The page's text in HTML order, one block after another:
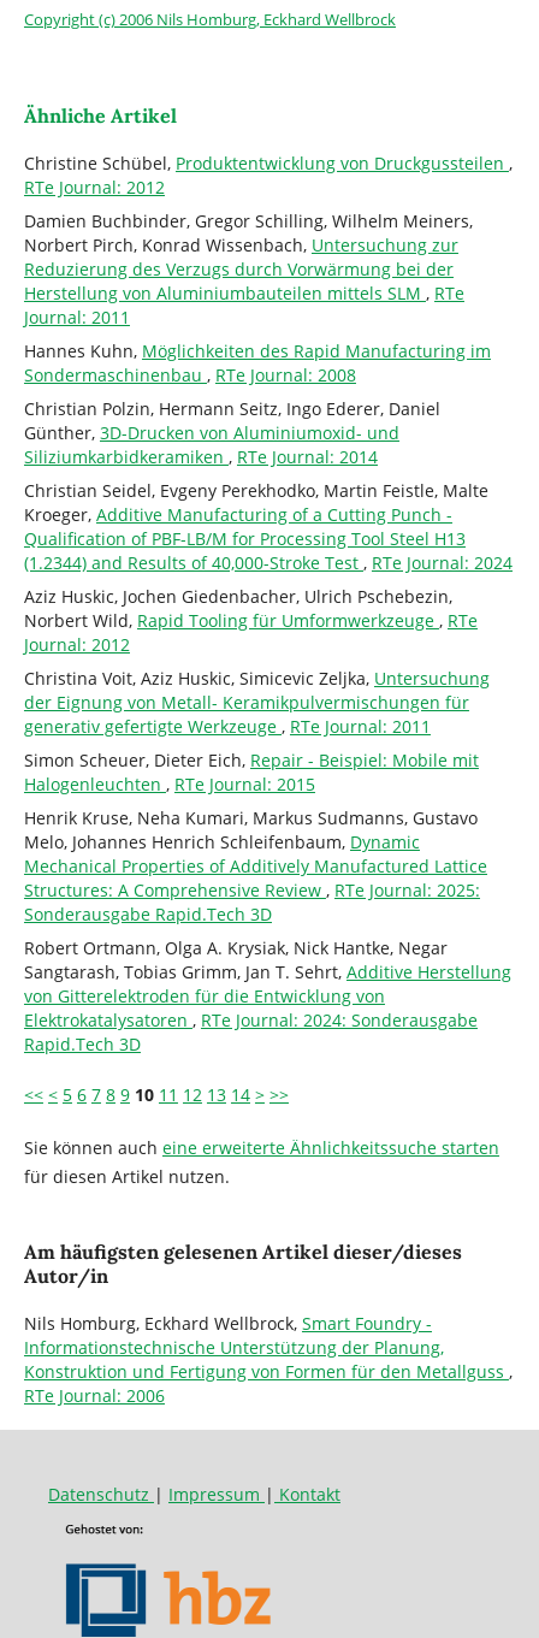
Copyright (c) 2006 Nils Homburg, Eckhard Wellbrock
Ähnliche Artikel
Christine Schübel, Produktentwicklung von Druckgussteilen ,
RTe Journal: 2012
Damien Buchbinder, Gregor Schilling, Wilhelm Meiners,
Norbert Pirch, Konrad Wissenbach, Untersuchung zur
Reduzierung des Verzugs durch Vorwärmung bei der
Herstellung von Aluminiumbauteilen mittels SLM , RTe
Journal: 2011
Hannes Kuhn, Möglichkeiten des Rapid Manufacturing im
Sondermaschinenbau , RTe Journal: 2008
Christian Polzin, Hermann Seitz, Ingo Ederer, Daniel
Günther, 3D-Drucken von Aluminiumoxid- und
Siliziumkarbidkeramiken , RTe Journal: 2014
Christian Seidel, Evgeny Perekhodko, Martin Feistle, Malte
Kroeger, Additive Manufacturing of a Cutting Punch -
Qualification of PBF-LB/M for Processing Tool Steel H13
(1.2344) and Results of 40,000-Stroke Test , RTe Journal: 2024
Aziz Huskic, Jochen Giedenbacher, Ulrich Pschebezin,
Norbert Wild, Rapid Tooling für Umformwerkzeuge , RTe
Journal: 2012
Christina Voit, Aziz Huskic, Simicevic Zeljka, Untersuchung
der Eignung von Metall- Keramikpulvermischungen für
generativ gefertigte Werkzeuge , RTe Journal: 2011
Simon Scheuer, Dieter Eich, Repair - Beispiel: Mobile mit
Halogenleuchten , RTe Journal: 2015
Henrik Kruse, Neha Kumari, Markus Sudmanns, Gustavo
Melo, Johannes Henrich Schleifenbaum, Dynamic
Mechanical Properties of Additively Manufactured Lattice
Structures: A Comprehensive Review , RTe Journal: 2025:
Sonderausgabe Rapid.Tech 3D
Robert Ortmann, Olga A. Krysiak, Nick Hantke, Negar
Sangtarash, Tobias Grimm, Jan T. Sehrt, Additive Herstellung
von Gitterelektroden für die Entwicklung von
Elektrokatalysatoren , RTe Journal: 2024: Sonderausgabe
Rapid.Tech 3D
<< < 5 6 7 8 9 10 11 12 13 14 > >>
Sie können auch eine erweiterte Ähnlichkeitssuche starten
für diesen Artikel nutzen.
Am häufigsten gelesenen Artikel dieser/dieses
Autor/in
Nils Homburg, Eckhard Wellbrock, Smart Foundry -
Informationstechnische Unterstützung der Planung,
Konstruktion und Fertigung von Formen für den Metallguss ,
RTe Journal: 2006
Datenschutz | Impressum | Kontakt